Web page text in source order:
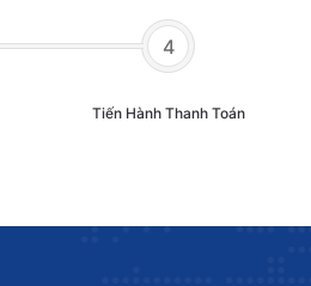
4
Tiến Hành Thanh Toán